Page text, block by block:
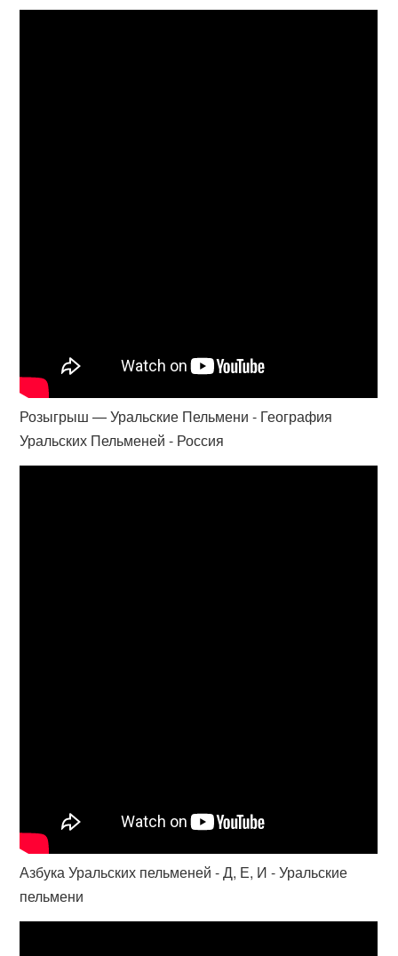
Розыгрыш — Уральские Пельмени - География
Уральских Пельменей - Россия
Азбука Уральских пельменей - Д, Е, И - Уральские
пельмени